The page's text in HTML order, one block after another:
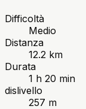
Difficoltà
Medio
Distanza
12.2 km
Durata
1 h 20 min
dislivello
257 m